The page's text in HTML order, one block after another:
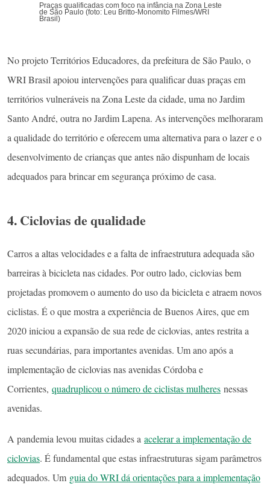
Praças qualificadas com foco na infância na Zona Leste
de São Paulo (foto: Leu Britto-Monomito Filmes/WRI
Brasil)
No projeto Territórios Educadores, da prefeitura de São Paulo, o
WRI Brasil apoiou intervenções para qualificar duas praças em
territórios vulneráveis na Zona Leste da cidade, uma no Jardim
Santo André, outra no Jardim Lapena. As intervenções melhoraram
a qualidade do território e oferecem uma alternativa para o lazer e o
desenvolvimento de crianças que antes não dispunham de locais
adequados para brincar em segurança próximo de casa.
4. Ciclovias de qualidade
Carros a altas velocidades e a falta de infraestrutura adequada são
barreiras à bicicleta nas cidades. Por outro lado, ciclovias bem
projetadas promovem o aumento do uso da bicicleta e atraem novos
ciclistas. É o que mostra a experiência de Buenos Aires, que em
2020 iniciou a expansão de sua rede de ciclovias, antes restrita a
ruas secundárias, para importantes avenidas. Um ano após a
implementação de ciclovias nas avenidas Córdoba e
Corrientes, quadruplicou o número de ciclistas mulheres nessas
avenidas.
A pandemia levou muitas cidades a acelerar a implementação de
ciclovias. É fundamental que estas infraestruturas sigam parâmetros
adequados. Um guia do WRI dá orientações para a implementação